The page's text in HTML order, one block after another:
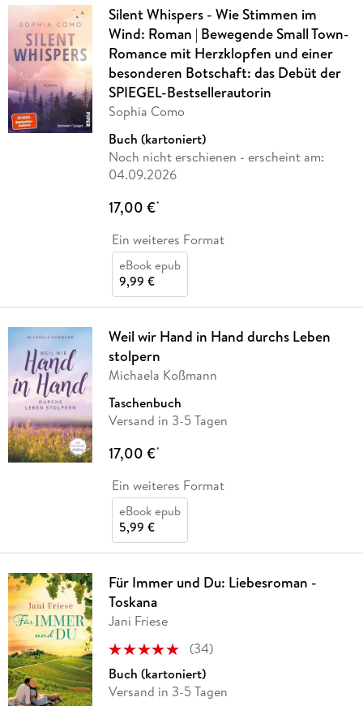
Silent Whispers - Wie Stimmen im
Wind: Roman | Bewegende Small Town-
Romance mit Herzklopfen und einer
besonderen Botschaft: das Debüt der
SPIEGEL-Bestsellerautorin
Sophia Como
Buch (kartoniert)
Noch nicht erschienen - erscheint am:
04.09.2026
17,00 €*
Ein weiteres Format
eBook epub
9,99 €
Weil wir Hand in Hand durchs Leben
stolpern
Michaela Koßmann
Taschenbuch
Versand in 3-5 Tagen
17,00 €*
Ein weiteres Format
eBook epub
5,99 €
Für Immer und Du: Liebesroman -
Toskana
Jani Friese
(34)
Buch (kartoniert)
Versand in 3-5 Tagen